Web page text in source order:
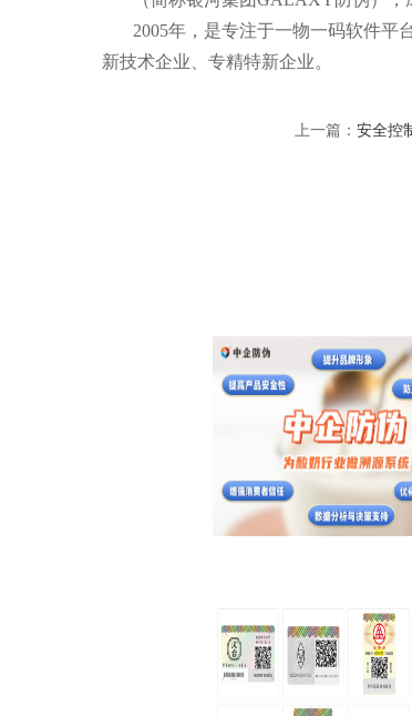
2005年，是专注于一物一码软件平
新技术企业、专精特新企业。
上一篇： 安全控